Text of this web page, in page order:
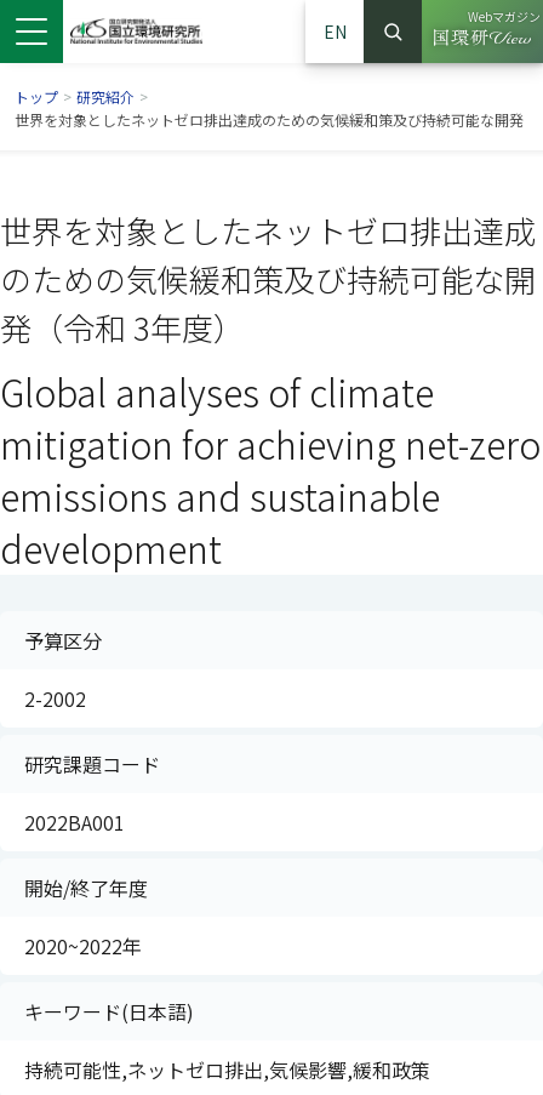
ウで開きます）
ンドウで開きます）
ウインドウで開きます）
EN
サイト内検索
検索
Webマガジン
（別ウイ
トップ > 研究紹介 >
世界を対象としたネットゼロ排出達成のための気候緩和策及び持続可能な開発
世界を対象としたネットゼロ排出達成
のための気候緩和策及び持続可能な開
発（令和 3年度）
Global analyses of climate
mitigation for achieving net-zero
emissions and sustainable
development
予算区分
2-2002
研究課題コード
2022BA001
開始/終了年度
2020~2022年
キーワード(日本語)
持続可能性,ネットゼロ排出,気候影響,緩和政策